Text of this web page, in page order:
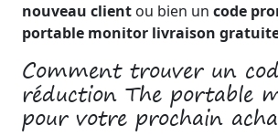
nouveau client ou bien un code
portable monitor livraison
Comment trouver un
réduction The portable
pour votre prochain